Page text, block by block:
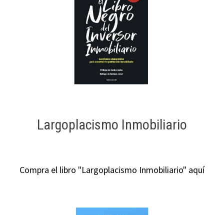
Largoplacismo Inmobiliario
Compra el libro "Largoplacismo Inmobiliario" aquí